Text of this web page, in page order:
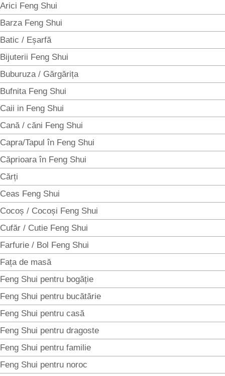
Arici Feng Shui
Barza Feng Shui
Batic / Eșarfă
Bijuterii Feng Shui
Buburuza / Gărgărița
Bufnita Feng Shui
Caii in Feng Shui
Cană / căni Feng Shui
Capra/Tapul în Feng Shui
Căprioara în Feng Shui
Cărți
Ceas Feng Shui
Cocoș / Cocoși Feng Shui
Cufăr / Cutie Feng Shui
Farfurie / Bol Feng Shui
Fața de masă
Feng Shui pentru bogăție
Feng Shui pentru bucătărie
Feng Shui pentru casă
Feng Shui pentru dragoste
Feng Shui pentru familie
Feng Shui pentru noroc